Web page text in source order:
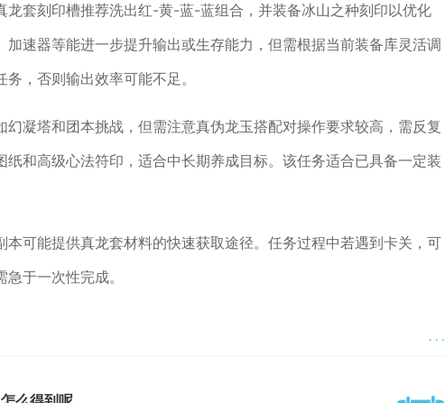
龙套刻印槽推荐洗出红-黄-蓝-蓝组合，并装备冰山之种刻印以优化
速器等能进一步提升输出或生存能力，但需根据当前装备库灵活调
，否则输出效率可能不足。
凝塔和团本挑战，但需注意真伪龙玉搭配对操作要求较高，需反复
和高级心法符印，适合中长期养成目标。该任务适合已具备一定装
可能提供真龙套材料的快速获取途径。任务过程中若遇到卡关，可
于一次性完成。
· · ·